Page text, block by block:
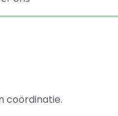
coördinatie.